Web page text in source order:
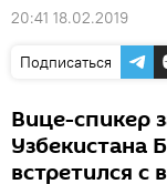
20:41 18.02.2019
Подписаться
Вице-спикер
Узбекистана
встретился с